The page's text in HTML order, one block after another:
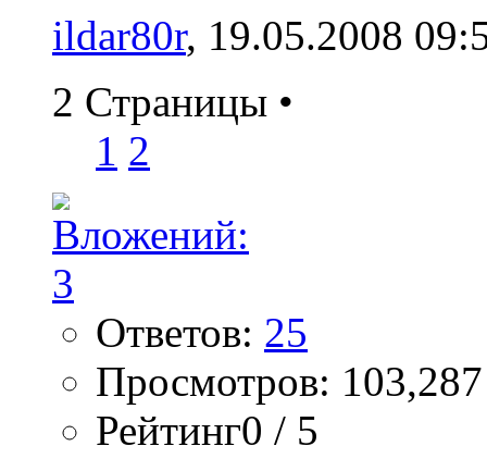
ildar80r, 19.05.2008
2 Страницы •
1 2
Ответов: 25
Просмотров: 103,287
Рейтинг0 / 5